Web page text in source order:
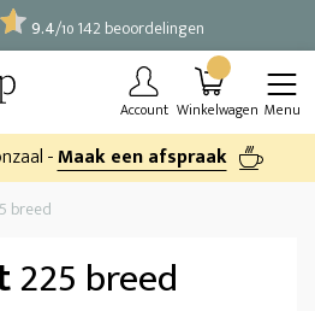
9.4/10 142 beoordelingen
Account Winkelwagen Menu
-Maak een afspraak
breed
225 breed